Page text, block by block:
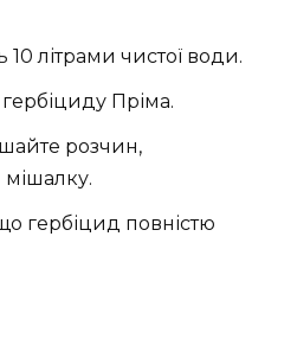
10 літрами чистої води.
Пріма.
розчин,
гербіцид повністю